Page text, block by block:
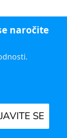
naročite
SE